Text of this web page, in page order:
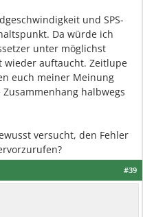
und SPS-
Da würde ich
unter möglichst
auftaucht. Zeitlupe
euch meiner Meinung
halbwegs
versucht, den Fehler
#39